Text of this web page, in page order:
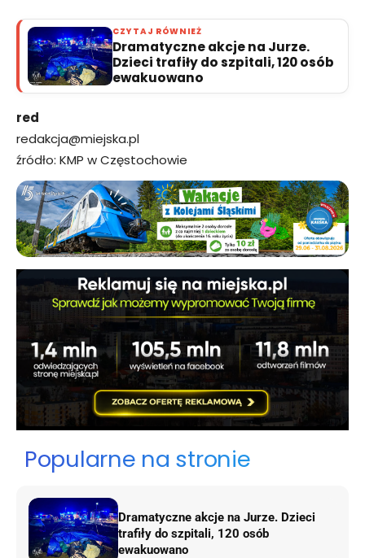
CZYTAJ RÓWNIEŻ
Dramatyczne akcje na Jurze.
Dzieci trafiły do szpitali, 120 osób
ewakuowano
red
redakcja@miejska.pl
źródło: KMP w Częstochowie
Popularne na stronie
Dramatyczne akcje na Jurze. Dzieci
trafiły do szpitali, 120 osób
ewakuowano